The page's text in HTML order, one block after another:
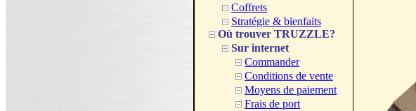
Coffrets
Stratégie & bienfaits
Où trouver TRUZZLE?
Sur internet
Commander
Conditions de vente
Moyens de paiement
Frais de port